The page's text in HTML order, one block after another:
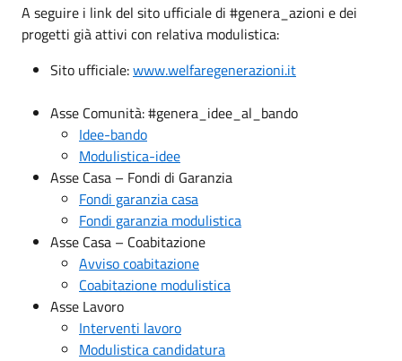
A seguire i link del sito ufficiale di #genera_azioni e dei
progetti già attivi con relativa modulistica:
Sito ufficiale:www.welfaregenerazioni.it
Asse Comunità: #genera_idee_al_bando
Idee-bando
Modulistica-idee
Asse Casa – Fondi di Garanzia
Fondi garanzia casa
Fondi garanzia modulistica
Asse Casa – Coabitazione
Avviso coabitazione
Coabitazione modulistica
Asse Lavoro
Interventi lavoro
Modulistica candidatura